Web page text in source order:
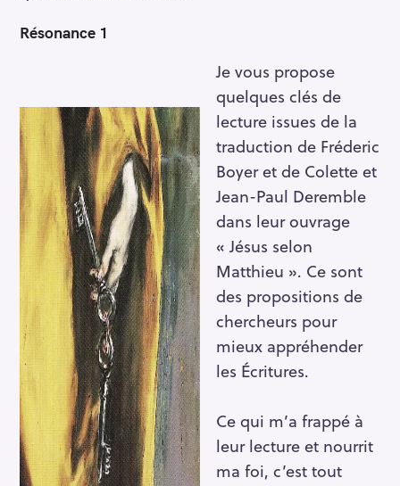
Résonance 1
Je vous propose
quelques clés de
lecture issues de la
traduction de Fréderic
Boyer et de Colette et
Jean-Paul Deremble
dans leur ouvrage
« Jésus selon
Matthieu ». Ce sont
des propositions de
chercheurs pour
mieux appréhender
les Écritures.
Ce qui m’a frappé à
leur lecture et nourrit
ma foi, c’est tout